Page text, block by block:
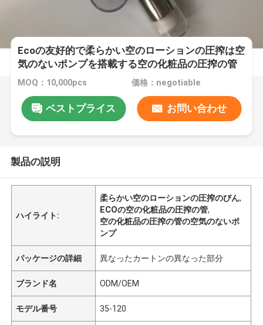
Ecoの友好的で柔らかい空のローションの圧搾は空
気のないポンプを搭載する空の化粧品の圧搾の管
をびん詰めにする
MOQ：10,000pcs 価格：negotiable
ベストプライス お問い合わせ
製品の説明
ハイライト:
柔らかい空のローションの圧搾のびん,
ECOの空の化粧品の圧搾の管,
空の化粧品の圧搾の管の空気のないポ
ンプ
パッケージの詳細 異なったカートンの異なった部分
ブランド名 ODM/OEM
モデル番号 35-120